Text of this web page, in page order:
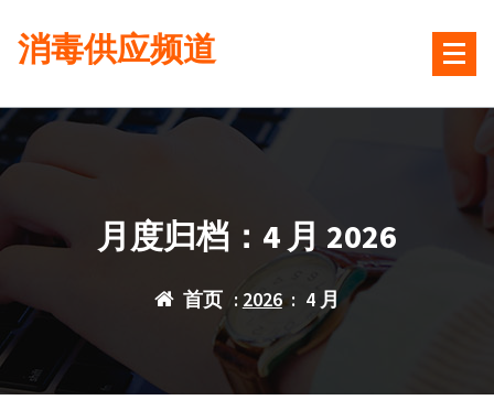
容
消毒供应频道
月度归档：4 月 2026
首页 : 2026: 4 月